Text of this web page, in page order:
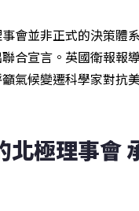
會並非正式的決策體
合宣言。英國衛報報
氣候變遷科學家對抗
北極理事會